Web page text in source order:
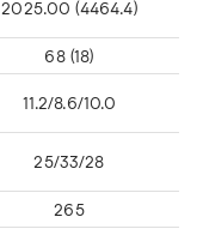
2025.00 (4464.4)
68 (18)
11.2/8.6/10.0
25/33/28
265